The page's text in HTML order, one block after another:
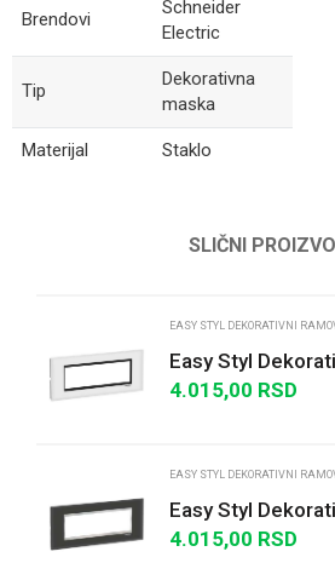
Brendovi
Schneider
Electric
Tip
Dekorativna
maska
Materijal Staklo
Poruka
SLIČNI
EASY STYL DEKORATIVNI
Easy Styl
7M bela/crna
4.015,00 RSD
EASY STYL DEKORATIVNI
Easy Styl
7M crna/hrom
4.015,00 RSD